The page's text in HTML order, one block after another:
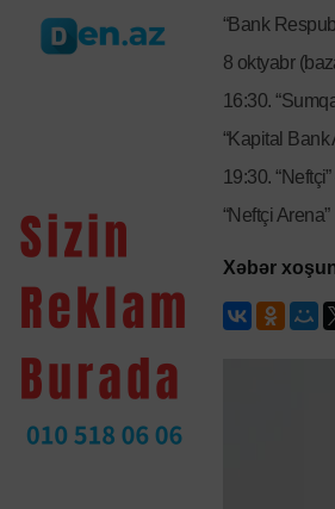
“Bank
8 oktyabr
16:30.
“Kapital Bank
19:30.
“Neftçi Arena”
Xəbər